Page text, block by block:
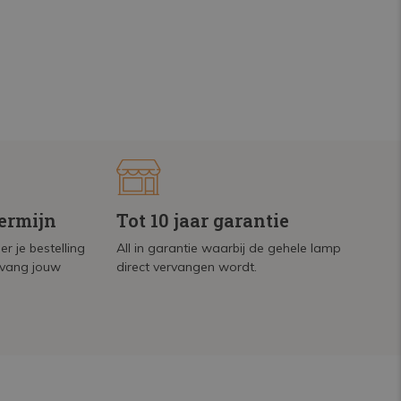
je bestelling
jouw
Tot 10 jaar garantie
All in garantie waarbij de gehele lamp
direct vervangen wordt.